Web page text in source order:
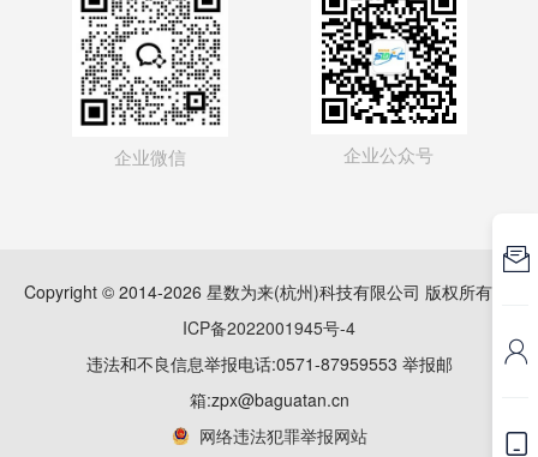
企业微信 企业公众号
Copyright © 2014-2026 星数为来(杭州)科技有限公司 版权所有
ICP备2022001945号-4
违法和不良信息举报电话:0571-87959553 举报邮
箱:zpx@baguatan.cn
网络违法犯罪举报网站


